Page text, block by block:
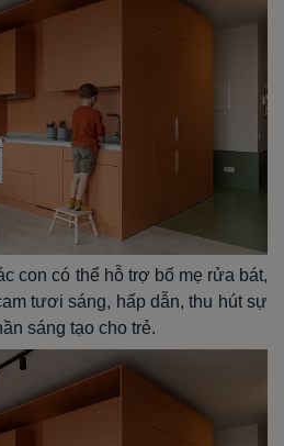
con có thể hỗ trợ bố mẹ rửa bát,
tươi sáng, hấp dẫn, thu hút sự
sáng tạo cho trẻ.